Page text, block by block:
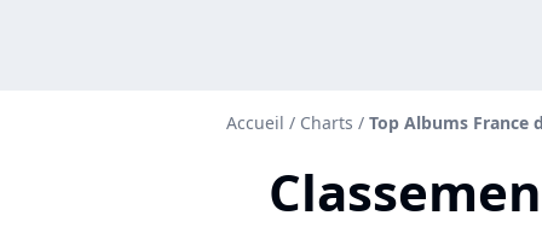
Accueil / Charts / Top Albums France